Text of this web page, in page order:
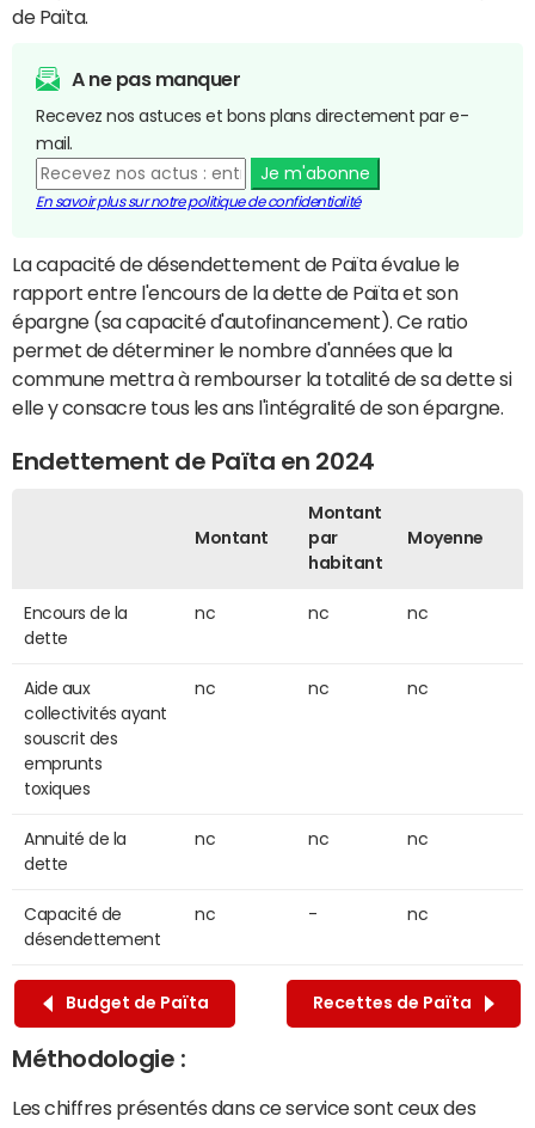
de Païta.
A ne pas manquer
Recevez nos astuces et bons plans directement par e-
mail.
Je m'abonne
En savoir plus sur notre politique de confidentialité
La capacité de désendettement de Païta évalue le
rapport entre l'encours de la dette de Païta et son
épargne (sa capacité d'autofinancement). Ce ratio
permet de déterminer le nombre d'années que la
commune mettra à rembourser la totalité de sa dette si
elle y consacre tous les ans l'intégralité de son épargne.
Endettement de Païta en 2024
Montant
Montant
par
habitant
Moyenne
Encours de la
dette
nc nc nc
Aide aux
collectivités ayant
souscrit des
emprunts
toxiques
nc nc nc
Annuité de la
dette
nc nc nc
Capacité de
désendettement
nc - nc
Budget de Païta Recettes de Païta
Méthodologie :
Les chiffres présentés dans ce service sont ceux des